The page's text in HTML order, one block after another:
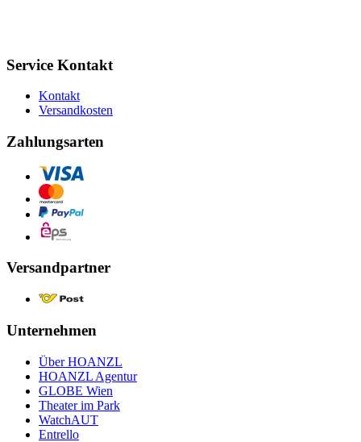
Service Kontakt
Kontakt
Versandkosten
Zahlungsarten
Versandpartner
Unternehmen
Über HOANZL
HOANZL Agentur
GLOBE Wien
Theater im Park
WatchAUT
Entrello